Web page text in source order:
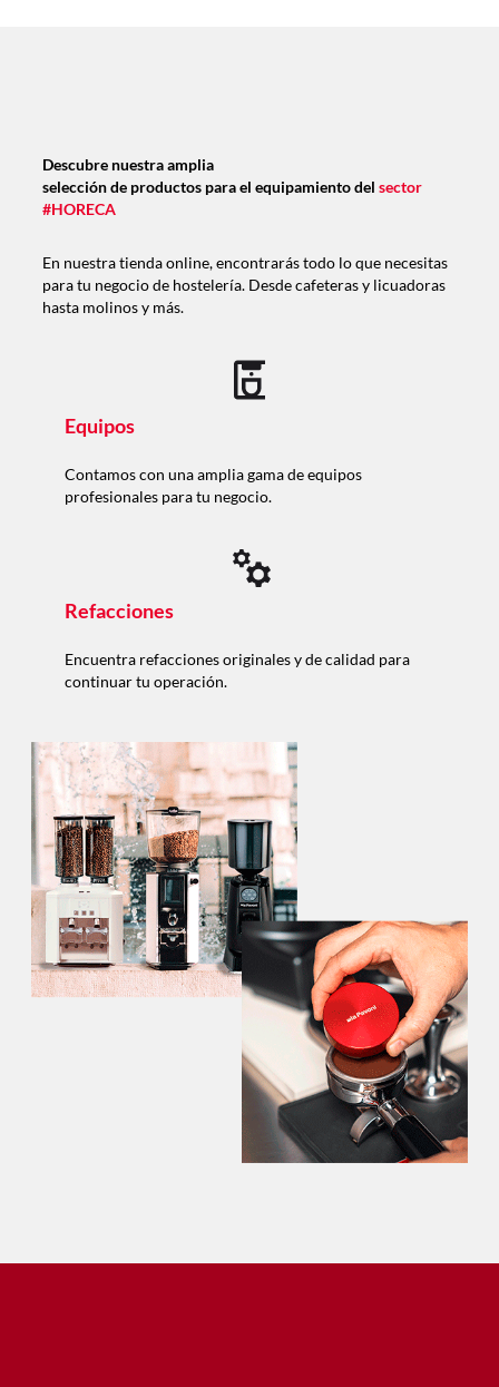
Descubre nuestra amplia
selección de productos para el equipamiento del sector
#HORECA
En nuestra tienda online, encontrarás todo lo que necesitas
para tu negocio de hostelería. Desde cafeteras y licuadoras
hasta molinos y más.
Equipos
Contamos con una amplia gama de equipos
profesionales para tu negocio.
Refacciones
Encuentra refacciones originales y de calidad para
continuar tu operación.